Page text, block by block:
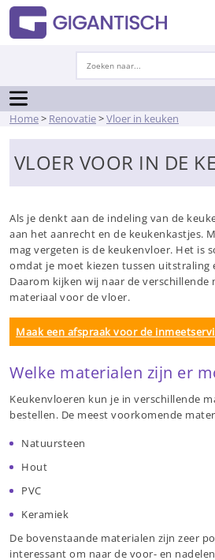
Home> Renovatie>Vloer in keuken
VLOER VOOR IN DE
Als je denkt aan de indeling van de
aan het aanrecht en de keukenkastjes.
mag vergeten is de keukenvloer. Het is
omdat je moet kiezen tussen
Daarom kijken wij naar de
materiaal voor de vloer.
Maak een afspraak voor de
Welke materialen zijn er
Keukenvloeren kun je in verschillende
bestellen. De meest voorkomende
Natuursteen
Hout
PVC
Keramiek
De bovenstaande materialen zijn zeer
interessant om naar de voor- en